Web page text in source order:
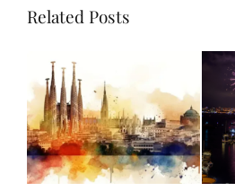
Related Posts